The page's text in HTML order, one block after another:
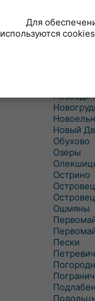
Мир
Мосты
Новый
Обухово
Озеры
Острино
Островец
Ошмяны
Пески
Для
используются